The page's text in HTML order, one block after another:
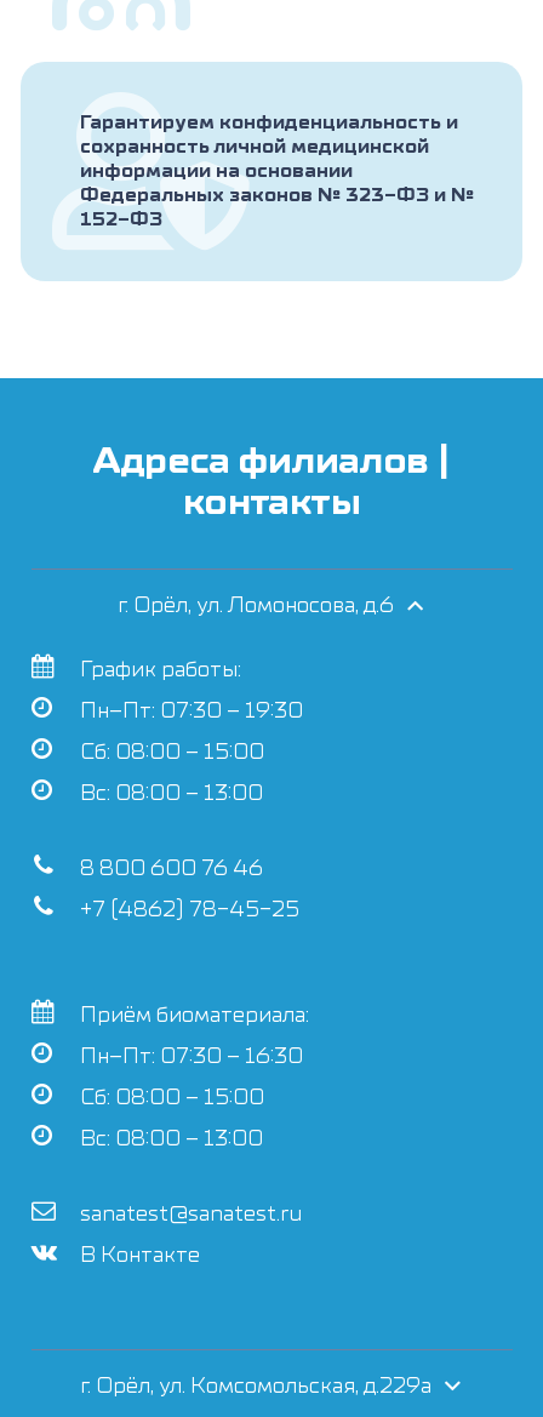
Гарантируем конфиденциальность и
сохранность личной медицинской
информации на основании
Федеральных законов № 323-ФЗ и №
152-ФЗ
Адреса филиалов |
контакты
г. Орёл, ул. Ломоносова, д.6
График работы:
Пн–Пт: 07:30 – 19:30
Сб: 08:00 – 15:00
Вс: 08:00 – 13:00
8 800 600 76 46
+7 (4862) 78-45-25
Приём биоматериала:
Пн–Пт: 07:30 – 16:30
Сб: 08:00 – 15:00
Вс: 08:00 – 13:00
sanatest@sanatest.ru
В Контакте
г. Орёл, ул. Комсомольская, д.229а